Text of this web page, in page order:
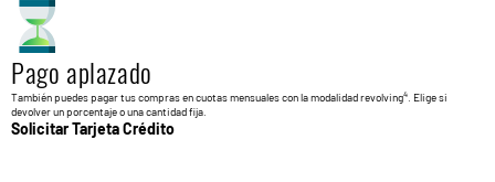
Pago aplazado
También puedes pagar tus compras en cuotas mensuales con la modalidad revolving4 . Elige si
devolver un porcentaje o una cantidad fija.
Solicitar Tarjeta Crédito